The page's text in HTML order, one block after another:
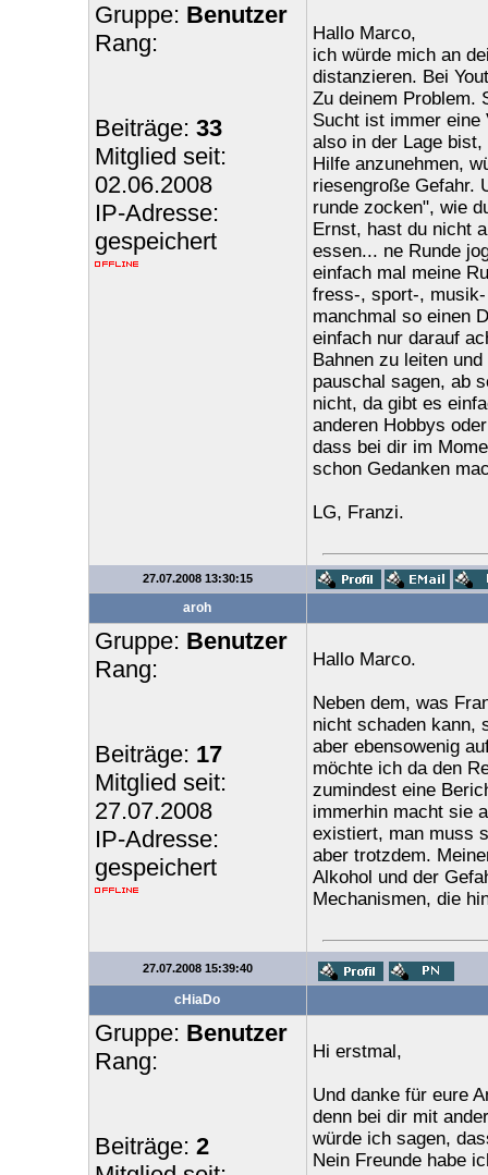
Gruppe: Benutzer
Rang:
Beiträge: 33
Mitglied seit:
02.06.2008
IP-Adresse:
gespeichert
Hallo Marco,
ich würde mich an
distanzieren. Bei
Zu deinem Problem.
Sucht ist immer eine
also in der Lage bist,
Hilfe anzunehmen,
riesengroße Gefahr.
runde zocken", wie
Ernst, hast du nicht
essen... ne Runde
einfach mal meine
fress-, sport-,
manchmal so einen
einfach nur darauf
Bahnen zu leiten
pauschal sagen, ab
nicht, da gibt es
anderen Hobbys
dass bei dir im
schon Gedanken
LG, Franzi.
27.07.2008 13:30:15
aroh
Gruppe: Benutzer
Rang:
Beiträge: 17
Mitglied seit:
27.07.2008
IP-Adresse:
gespeichert
Hallo Marco.
Neben dem, was
nicht schaden kann,
aber ebensowenig
möchte ich da den
zumindest eine
immerhin macht sie
existiert, man muss
aber trotzdem.
Alkohol und der
Mechanismen, die
27.07.2008 15:39:40
cHiaDo
Gruppe: Benutzer
Rang:
Beiträge: 2
Hi erstmal,
Und danke für eure
denn bei dir mit
würde ich sagen,
Nein Freunde habe